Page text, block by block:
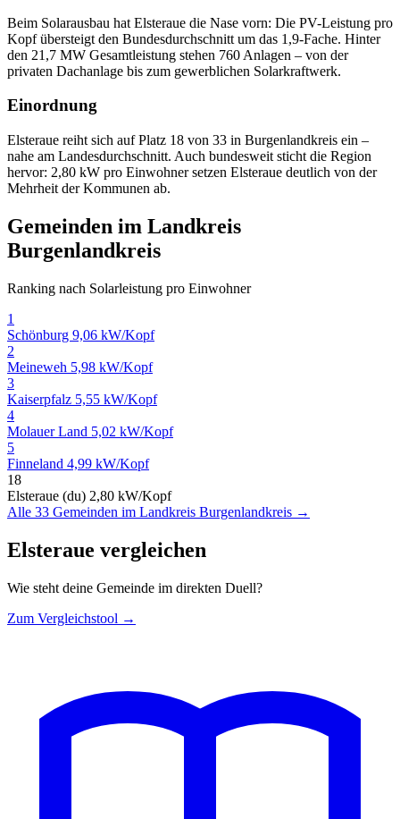
Beim Solarausbau hat Elsteraue die Nase vorn: Die PV-Leistung pro
Kopf übersteigt den Bundesdurchschnitt um das 1,9-Fache. Hinter
den 21,7 MW Gesamtleistung stehen 760 Anlagen – von der
privaten Dachanlage bis zum gewerblichen Solarkraftwerk.
Einordnung
Elsteraue reiht sich auf Platz 18 von 33 in Burgenlandkreis ein –
nahe am Landesdurchschnitt. Auch bundesweit sticht die Region
hervor: 2,80 kW pro Einwohner setzen Elsteraue deutlich von der
Mehrheit der Kommunen ab.
Gemeinden im Landkreis
Burgenlandkreis
Ranking nach Solarleistung pro Einwohner
1
Schönburg 9,06 kW/Kopf
2
Meineweh 5,98 kW/Kopf
3
Kaiserpfalz 5,55 kW/Kopf
4
Molauer Land 5,02 kW/Kopf
5
Finneland 4,99 kW/Kopf
18
Elsteraue (du) 2,80 kW/Kopf
Alle 33 Gemeinden im Landkreis Burgenlandkreis →
Elsteraue vergleichen
Wie steht deine Gemeinde im direkten Duell?
Zum Vergleichstool →